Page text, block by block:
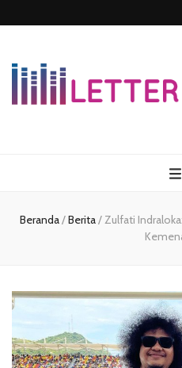
Beranda/Berita/Zulfati